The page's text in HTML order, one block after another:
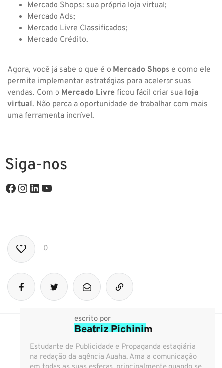
Mercado Shops: sua própria loja virtual;
Mercado Ads;
Mercado Livre Classificados;
Mercado Crédito.
Agora, você já sabe o que é o Mercado Shops e como ele
permite implementar estratégias para acelerar suas
vendas. Com o Mercado Livre ficou fácil criar sua loja
virtual. Não perca a oportunidade de trabalhar com mais
uma ferramenta incrível.
Siga-nos
0
escrito por
Beatriz Pichinim
Estudante de Publicidade e Propaganda estagiária
na redação da agência Auaha. Ama a comunicação